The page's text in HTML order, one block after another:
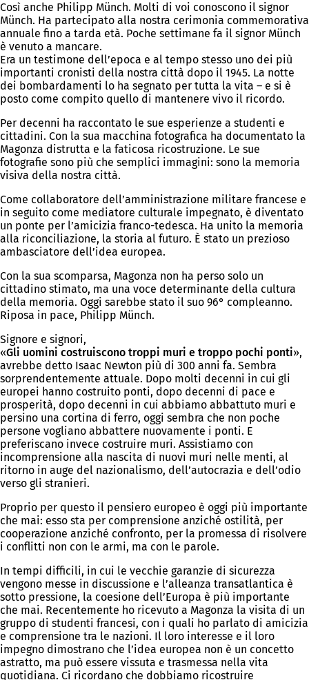
Così anche Philipp Münch. Molti di voi conoscono il signor
Münch. Ha partecipato alla nostra cerimonia commemorativa
annuale fino a tarda età. Poche settimane fa il signor Münch
è venuto a mancare.
Era un testimone dell’epoca e al tempo stesso uno dei più
importanti cronisti della nostra città dopo il 1945. La notte
dei bombardamenti lo ha segnato per tutta la vita – e si è
posto come compito quello di mantenere vivo il ricordo.
Per decenni ha raccontato le sue esperienze a studenti e
cittadini. Con la sua macchina fotografica ha documentato la
Magonza distrutta e la faticosa ricostruzione. Le sue
fotografie sono più che semplici immagini: sono la memoria
visiva della nostra città.
Come collaboratore dell’amministrazione militare francese e
in seguito come mediatore culturale impegnato, è diventato
un ponte per l’amicizia franco-tedesca. Ha unito la memoria
alla riconciliazione, la storia al futuro. È stato un prezioso
ambasciatore dell’idea europea.
Con la sua scomparsa, Magonza non ha perso solo un
cittadino stimato, ma una voce determinante della cultura
della memoria. Oggi sarebbe stato il suo 96° compleanno.
Riposa in pace, Philipp Münch.
Signore e signori,
«Gli uomini costruiscono troppi muri e troppo pochi ponti»,
avrebbe detto Isaac Newton più di 300 anni fa. Sembra
sorprendentemente attuale. Dopo molti decenni in cui gli
europei hanno costruito ponti, dopo decenni di pace e
prosperità, dopo decenni in cui abbiamo abbattuto muri e
persino una cortina di ferro, oggi sembra che non poche
persone vogliano abbattere nuovamente i ponti. E
preferiscano invece costruire muri. Assistiamo con
incomprensione alla nascita di nuovi muri nelle menti, al
ritorno in auge del nazionalismo, dell’autocrazia e dell’odio
verso gli stranieri.
Proprio per questo il pensiero europeo è oggi più importante
che mai: esso sta per comprensione anziché ostilità, per
cooperazione anziché confronto, per la promessa di risolvere
i conflitti non con le armi, ma con le parole.
In tempi difficili, in cui le vecchie garanzie di sicurezza
vengono messe in discussione e l’alleanza transatlantica è
sotto pressione, la coesione dell’Europa è più importante
che mai. Recentemente ho ricevuto a Magonza la visita di un
gruppo di studenti francesi, con i quali ho parlato di amicizia
e comprensione tra le nazioni. Il loro interesse e il loro
impegno dimostrano che l’idea europea non è un concetto
astratto, ma può essere vissuta e trasmessa nella vita
quotidiana. Ci ricordano che dobbiamo ricostruire